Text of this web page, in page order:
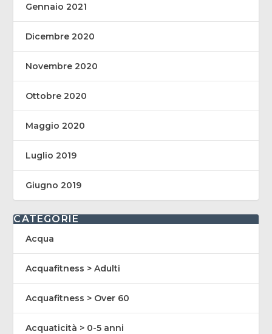
Gennaio 2021
Dicembre 2020
Novembre 2020
Ottobre 2020
Maggio 2020
Luglio 2019
Giugno 2019
CATEGORIE
Acqua
Acquafitness > Adulti
Acquafitness > Over 60
Acquaticità > 0-5 anni